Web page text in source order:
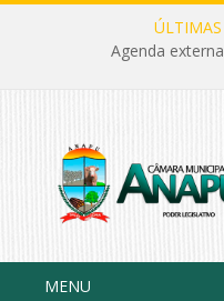
Agenda
MENU